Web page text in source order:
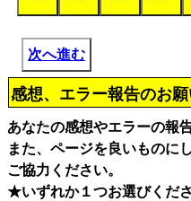
次へ進む
感想、エラー報告のお
あなたの感想やエラーの報
また、ページを良いものに
ご協力ください。
★いずれか１つお選びくださ